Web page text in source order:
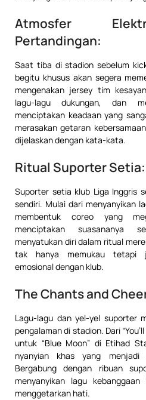
Atmosfer
Pertandingan:
Saat tiba di stadion sebelum
begitu khusus akan segera
mengenakan jersey tim
lagu-lagu dukungan, dan
menciptakan keadaan yang
merasakan getaran
dijelaskan dengan kata-kata.
Ritual Suporter Setia:
Suporter setia klub Liga Inggris
sendiri. Mulai dari menyanyikan
membentuk coreo yang
menciptakan suasananya
menyatukan diri dalam ritual
tak hanya memukau tetapi
emosional dengan klub.
The Chants and
Lagu-lagu dan yel-yel suporter
pengalaman di stadion. Dari
untuk “Blue Moon” di Etihad
nyanyian khas yang menjadi
Bergabung dengan ribuan
menyanyikan lagu
menggetarkan hati.